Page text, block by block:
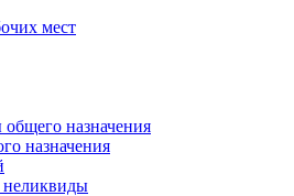
мест
назначения
назначения
неликвиды